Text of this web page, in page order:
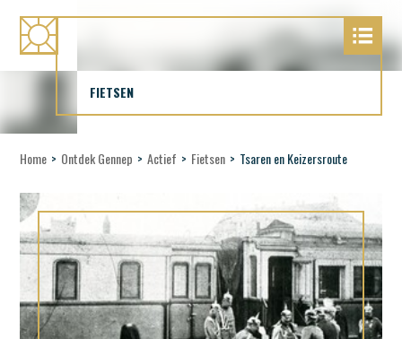
FIETSEN
Home > Ontdek Gennep > Actief > Fietsen > Tsaren en Keizersroute